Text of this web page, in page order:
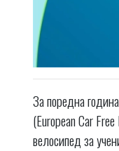
За поредна
(European Car
велосипед за